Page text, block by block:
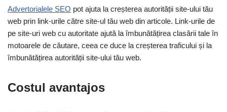
Advertorialele SEO pot ajuta la creșterea autorității site-ului tău
web prin link-urile către site-ul tău web din articole. Link-urile de
pe site-uri web cu autoritate ajută la îmbunătățirea clasării tale în
motoarele de căutare, ceea ce duce la creșterea traficului și la
îmbunătățirea autorității site-ului tău web.
Costul avantajos